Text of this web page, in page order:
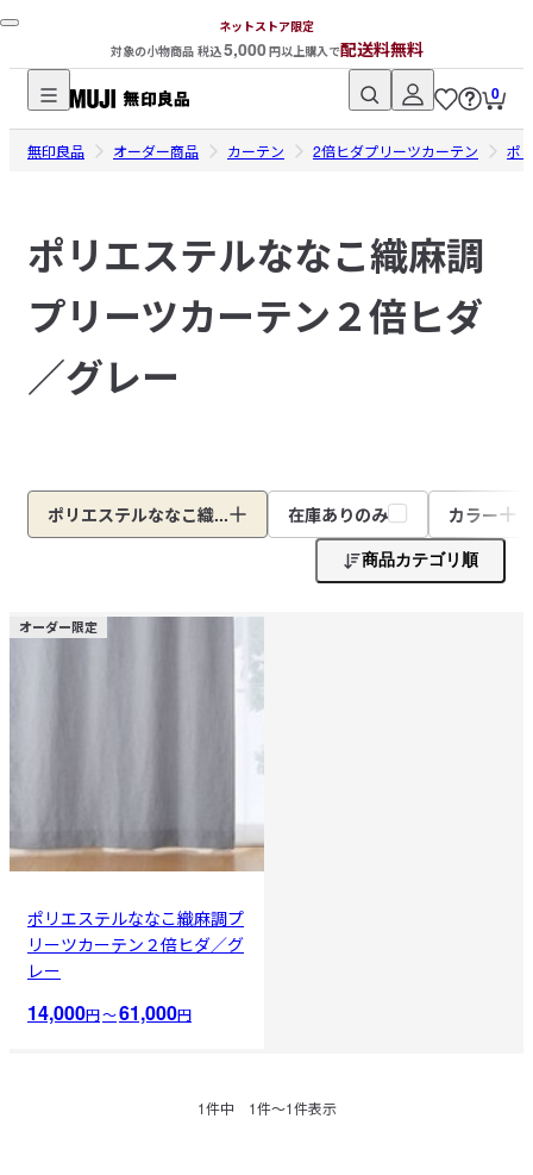
ネットストア限定
対象の小物商品 税込5,000円以上購入で配送料無料
無
印
ネ
ッ
ト
ス
ト
ア
0
無印良品 オーダー商品 カーテン 2倍ヒダプリーツカーテン ポ
ポリエステルななこ織麻調
プリーツカーテン２倍ヒダ
／グレー
ポリエステルななこ織... 在庫ありのみ カラー
商品カテゴリ順
オーダー限定
ポリエステルななこ織麻調プ
リーツカーテン２倍ヒダ／グ
レー
14,000円〜61,000円
1件中 1件〜1件表示